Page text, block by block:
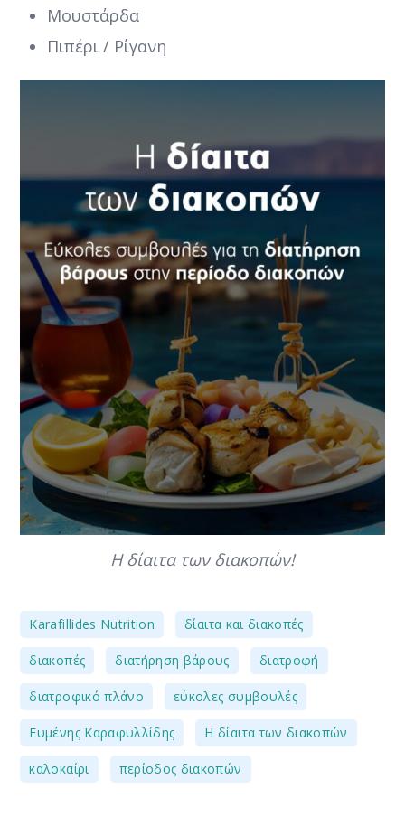
Μουστάρδα
Πιπέρι / Ρίγανη
Η δίαιτα των διακοπών!
Karafillides Nutrition δίαιτα και διακοπές
διακοπές διατήρηση βάρους διατροφή
διατροφικό πλάνο εύκολες συμβουλές
Ευμένης Καραφυλλίδης Η δίαιτα των διακοπών
καλοκαίρι περίοδος διακοπών